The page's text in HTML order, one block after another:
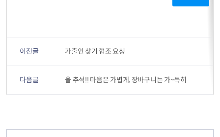
이전글 가출인 찾기 협조 요청
다음글 올 추석!! 마음은 가볍게, 장바구니는 가~득히